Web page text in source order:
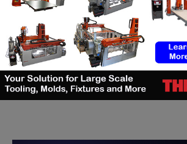
RECHERCHE